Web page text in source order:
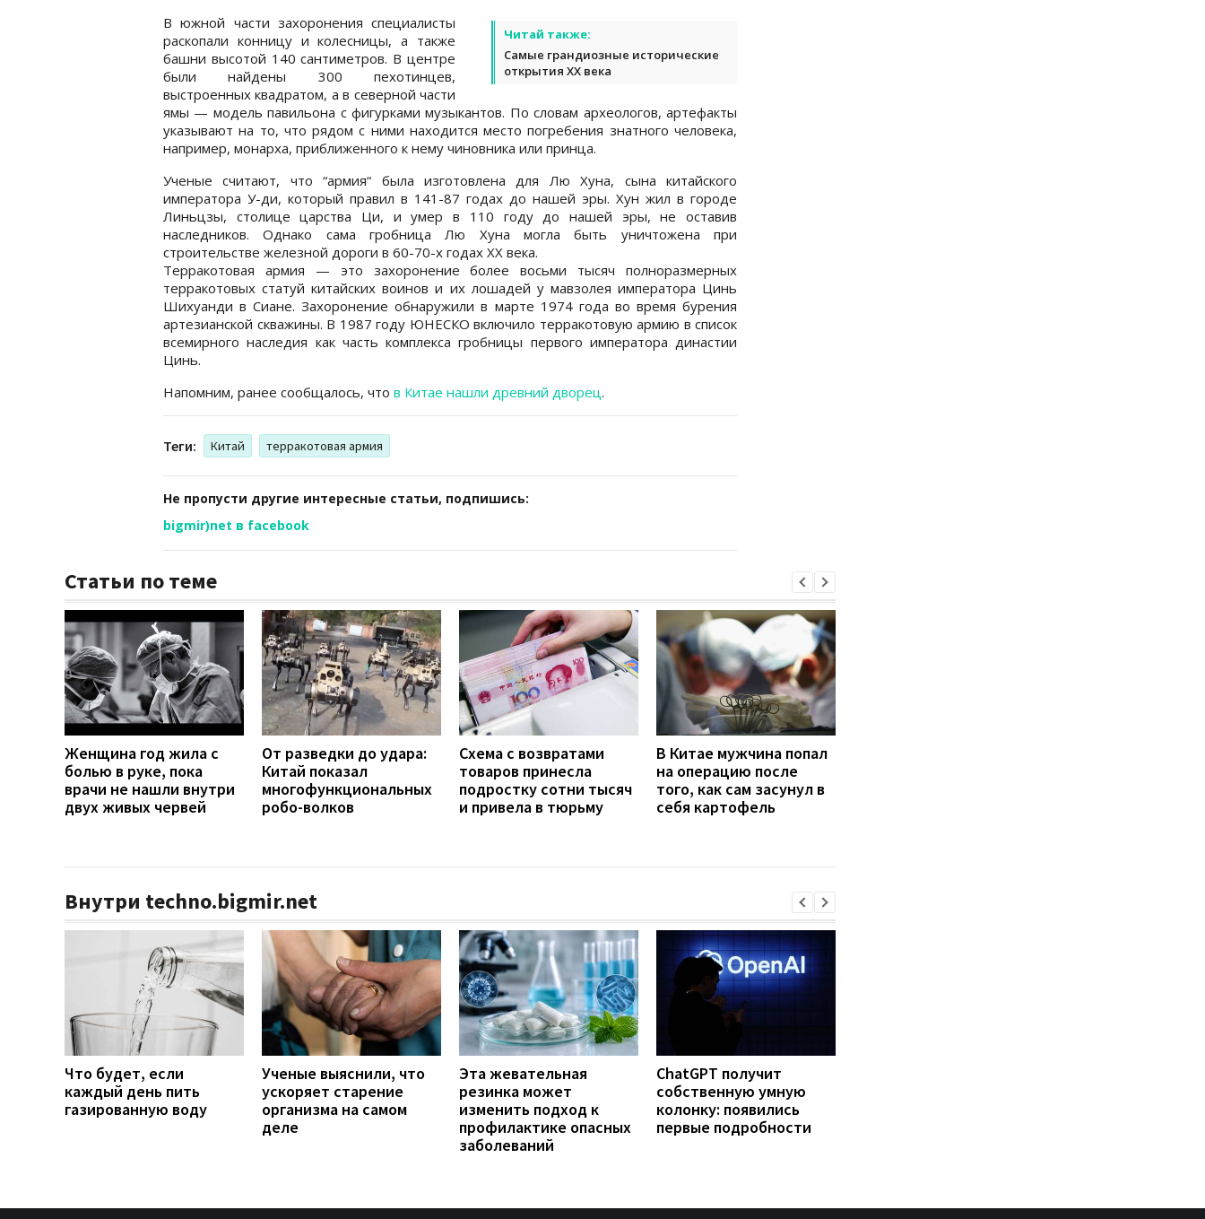
Читай также:
Самые грандиозные исторические
открытия XX века
В южной части захоронения специалисты
раскопали конницу и колесницы, а также
башни высотой 140 сантиметров. В центре
были найдены 300 пехотинцев,
выстроенных квадратом, а в северной части
ямы — модель павильона с фигурками музыкантов. По словам археологов, артефакты
указывают на то, что рядом с ними находится место погребения знатного человека,
например, монарха, приближенного к нему чиновника или принца.
Ученые считают, что “армия“ была изготовлена для Лю Хуна, сына китайского
императора У-ди, который правил в 141-87 годах до нашей эры. Хун жил в городе
Линьцзы, столице царства Ци, и умер в 110 году до нашей эры, не оставив
наследников. Однако сама гробница Лю Хуна могла быть уничтожена при
строительстве железной дороги в 60-70-х годах XX века.
Терракотовая армия — это захоронение более восьми тысяч полноразмерных
терракотовых статуй китайских воинов и их лошадей у мавзолея императора Цинь
Шихуанди в Сиане. Захоронение обнаружили в марте 1974 года во время бурения
артезианской скважины. В 1987 году ЮНЕСКО включило терракотовую армию в список
всемирного наследия как часть комплекса гробницы первого императора династии
Цинь.
Напомним, ранее сообщалось, что в Китае нашли древний дворец .
Теги: Китай терракотовая армия
Не пропусти другие интересные статьи, подпишись:
bigmir)net в facebook
Статьи по теме
Женщина год жила с
болью в руке, пока
врачи не нашли внутри
двух живых червей
От разведки до удара:
Китай показал
многофункциональных
робо-волков
Схема с возвратами
товаров принесла
подростку сотни тысяч
и привела в тюрьму
В Китае мужчина попал
на операцию после
того, как сам засунул в
себя картофель
Внутри techno.bigmir.net
Что будет, если
каждый день пить
газированную воду
Ученые выяснили, что
ускоряет старение
организма на самом
деле
Эта жевательная
резинка может
изменить подход к
профилактике опасных
заболеваний
ChatGPT получит
собственную умную
колонку: появились
первые подробности